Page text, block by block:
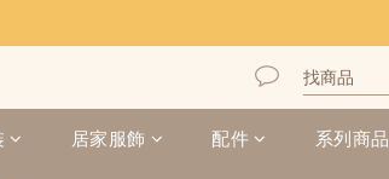
居家服飾 配件 系列商品